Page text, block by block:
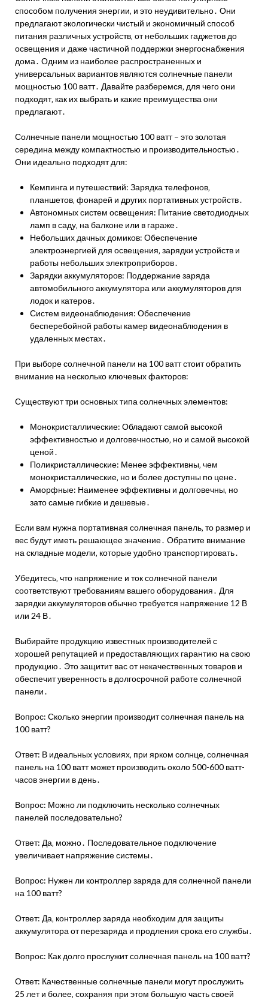
способом получения энергии‚ и это неудивительно․ Они
предлагают экологически чистый и экономичный способ
питания различных устройств‚ от небольших гаджетов до
освещения и даже частичной поддержки энергоснабжения
дома․ Одним из наиболее распространенных и
универсальных вариантов являются солнечные панели
мощностью 100 ватт․ Давайте разберемся‚ для чего они
подходят‚ как их выбрать и какие преимущества они
предлагают․
Солнечные панели мощностью 100 ватт – это золотая
середина между компактностью и производительностью․
Они идеально подходят для:
Кемпинга и путешествий: Зарядка телефонов‚
планшетов‚ фонарей и других портативных устройств․
Автономных систем освещения: Питание светодиодных
ламп в саду‚ на балконе или в гараже․
Небольших дачных домиков: Обеспечение
электроэнергией для освещения‚ зарядки устройств и
работы небольших электроприборов․
Зарядки аккумуляторов: Поддержание заряда
автомобильного аккумулятора или аккумуляторов для
лодок и катеров․
Систем видеонаблюдения: Обеспечение
бесперебойной работы камер видеонаблюдения в
удаленных местах․
При выборе солнечной панели на 100 ватт стоит обратить
внимание на несколько ключевых факторов:
Существуют три основных типа солнечных элементов:
Монокристаллические: Обладают самой высокой
эффективностью и долговечностью‚ но и самой высокой
ценой․
Поликристаллические: Менее эффективны‚ чем
монокристаллические‚ но и более доступны по цене․
Аморфные: Наименее эффективны и долговечны‚ но
зато самые гибкие и дешевые․
Если вам нужна портативная солнечная панель‚ то размер и
вес будут иметь решающее значение․ Обратите внимание
на складные модели‚ которые удобно транспортировать․
Убедитесь‚ что напряжение и ток солнечной панели
соответствуют требованиям вашего оборудования․ Для
зарядки аккумуляторов обычно требуется напряжение 12 В
или 24 В․
Выбирайте продукцию известных производителей с
хорошей репутацией и предоставляющих гарантию на свою
продукцию․ Это защитит вас от некачественных товаров и
обеспечит уверенность в долгосрочной работе солнечной
панели․
Вопрос: Сколько энергии производит солнечная панель на
100 ватт?
Ответ: В идеальных условиях‚ при ярком солнце‚ солнечная
панель на 100 ватт может производить около 500-600 ватт-
часов энергии в день․
Вопрос: Можно ли подключить несколько солнечных
панелей последовательно?
Ответ: Да‚ можно․ Последовательное подключение
увеличивает напряжение системы․
Вопрос: Нужен ли контроллер заряда для солнечной панели
на 100 ватт?
Ответ: Да‚ контроллер заряда необходим для защиты
аккумулятора от перезаряда и продления срока его службы․
Вопрос: Как долго прослужит солнечная панель на 100 ватт?
Ответ: Качественные солнечные панели могут прослужить
25 лет и более‚ сохраняя при этом большую часть своей